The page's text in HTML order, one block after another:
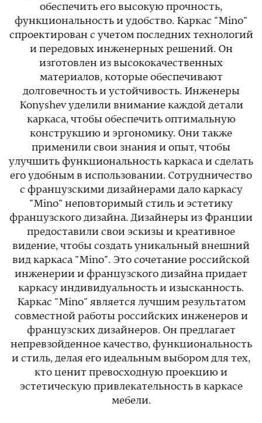
обеспечить его высокую прочность,
функциональность и удобство. Каркас "Mino"
спроектирован с учетом последних технологий
и передовых инженерных решений. Он
изготовлен из высококачественных
материалов, которые обеспечивают
долговечность и устойчивость. Инженеры
Konyshev уделили внимание каждой детали
каркаса, чтобы обеспечить оптимальную
конструкцию и эргономику. Они также
применили свои знания и опыт, чтобы
улучшить функциональность каркаса и сделать
его удобным в использовании. Сотрудничество
с французскими дизайнерами дало каркасу
"Mino" неповторимый стиль и эстетику
французского дизайна. Дизайнеры из Франции
предоставили свои эскизы и креативное
видение, чтобы создать уникальный внешний
вид каркаса "Mino". Это сочетание российской
инженерии и французского дизайна придает
каркасу индивидуальность и изысканность.
Каркас "Mino" является лучшим результатом
совместной работы российских инженеров и
французских дизайнеров. Он предлагает
непревзойденное качество, функциональность
и стиль, делая его идеальным выбором для тех,
кто ценит превосходную проекцию и
эстетическую привлекательность в каркасе
мебели.